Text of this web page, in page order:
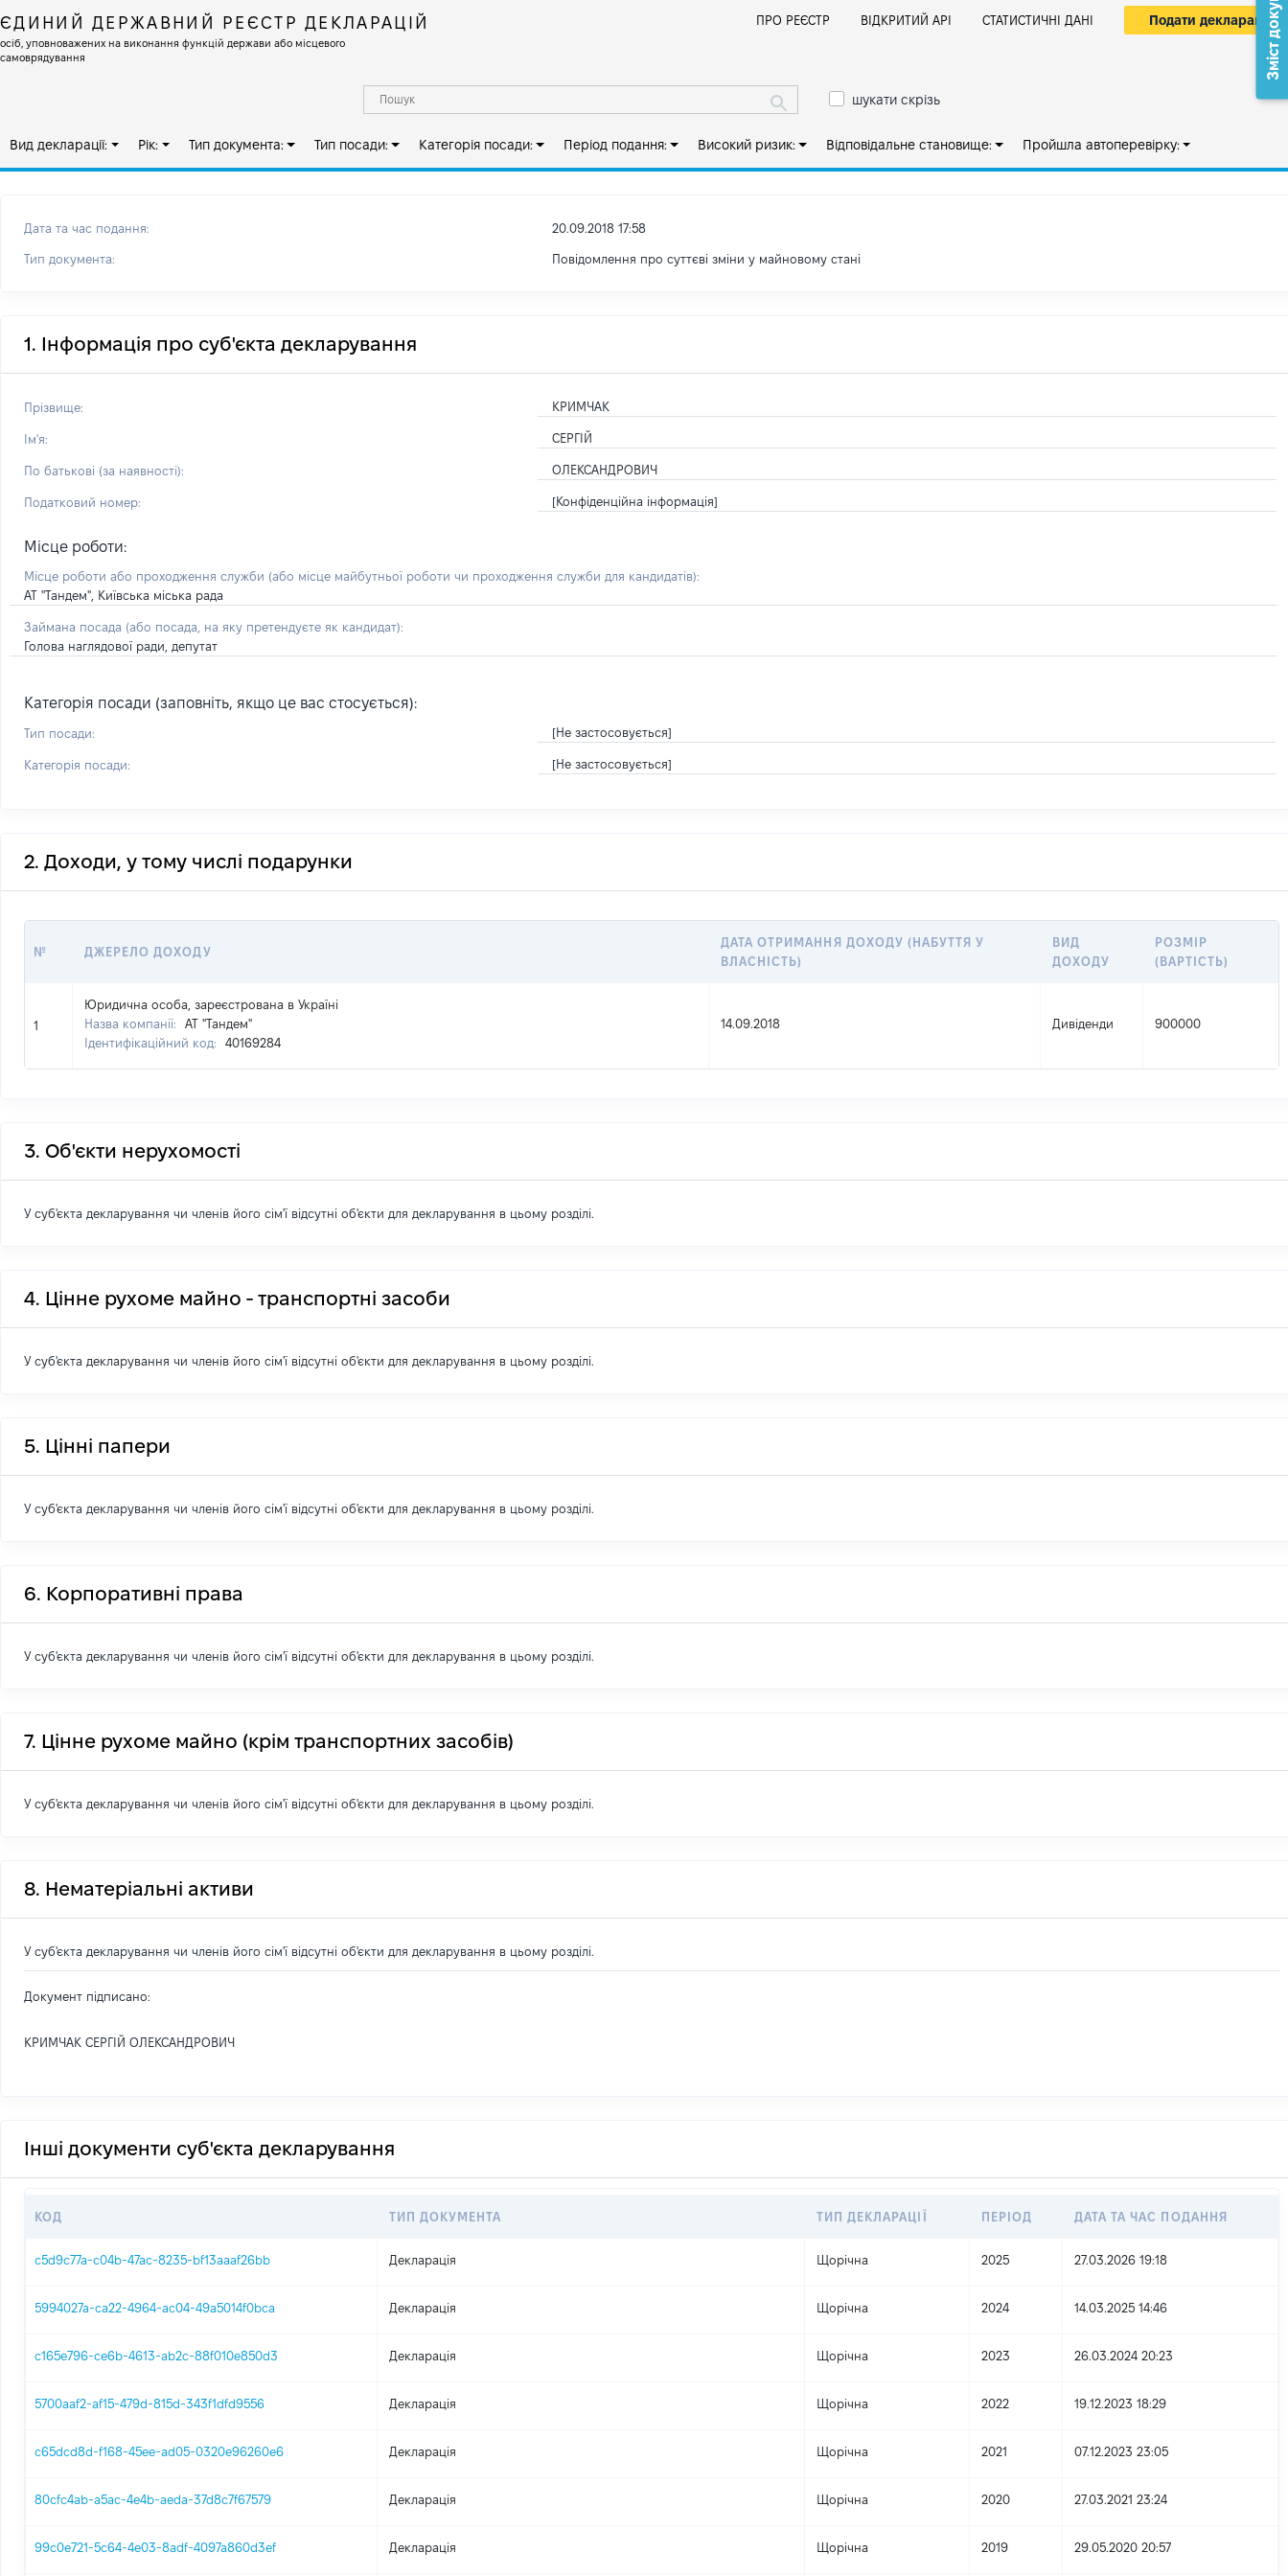
ЄДИНИЙ ДЕРЖАВНИЙ РЕЄСТР ДЕКЛАРАЦІЙ
осіб, уповноважених на виконання функцій держави або місцевого
самоврядування
ПРО РЕЄСТР ВІДКРИТИЙ АРІ СТАТИСТИЧНІ ДАНІ Подати декларацію
шукати скрізь
Вид декларації: Рік: Тип документа: Тип посади: Категорія посади: Період подання: Високий ризик: Відповідальне становище: Пройшла автоперевірку:
Дата та час подання: 20.09.2018 17:58
Тип документа: Повідомлення про суттєві зміни y майновому стані
1. Інформація про суб'єкта декларування
Прізвище: КРИМЧАК
Ім'я: СЕРГІЙ
По батькові (за наявності): ОЛЕКСАНДРОВИЧ
Податковий номер: [Конфіденційна інформація]
Місце роботи:
Місце роботи або проходження служби (або місце майбутньої роботи чи проходження служби для кандидатів):
АТ "Тандем", Київська міська рада
Займана посада (або посада, на яку претендуєте як кандидат):
Голова наглядової ради, депутат
Категорія посади (заповніть, якщо це вас стосується):
Тип посади: [Не застосовується]
Категорія посади: [Не застосовується]
2. Доходи, у тому числі подарунки
№ ДЖЕРЕЛО ДОХОДУ
ДАТА ОТРИМАННЯ ДОХОДУ (НАБУТТЯ У
ВЛАСНІСТЬ)
ВИД
ДОХОДУ
РОЗМІР
(ВАРТІСТЬ)
1
Юридична особа, зареєстрована в Україні
Назва компанії:
АТ "Тандем"
Ідентифікаційний код:
40169284
14.09.2018 Дивіденди 900000
3. Об'єкти нерухомості
У суб'єкта декларування чи членів його сім'ї відсутні об'єкти для декларування в цьому розділі.
4. Цінне рухоме майно - транспортні засоби
У суб'єкта декларування чи членів його сім'ї відсутні об'єкти для декларування в цьому розділі.
5. Цінні папери
У суб'єкта декларування чи членів його сім'ї відсутні об'єкти для декларування в цьому розділі.
6. Корпоративні права
У суб'єкта декларування чи членів його сім'ї відсутні об'єкти для декларування в цьому розділі.
7. Цінне рухоме майно (крім транспортних засобів)
У суб'єкта декларування чи членів його сім'ї відсутні об'єкти для декларування в цьому розділі.
8. Нематеріальні активи
У суб'єкта декларування чи членів його сім'ї відсутні об'єкти для декларування в цьому розділі.
Документ підписано:
КРИМЧАК СЕРГІЙ ОЛЕКСАНДРОВИЧ
Інші документи суб'єкта декларування
КОД ТИП ДОКУМЕНТА ТИП ДЕКЛАРАЦІЇ ПЕРІОД ДАТА ТА ЧАС ПОДАННЯ
c5d9c77a-c04b-47ac-8235-bf13aaaf26bb Декларація Щорічна 2025 27.03.2026 19:18
5994027a-ca22-4964-ac04-49a5014f0bca Декларація Щорічна 2024 14.03.2025 14:46
c165e796-ce6b-4613-ab2c-88f010e850d3 Декларація Щорічна 2023 26.03.2024 20:23
5700aaf2-af15-479d-815d-343f1dfd9556 Декларація Щорічна 2022 19.12.2023 18:29
c65dcd8d-f168-45ee-ad05-0320e96260e6 Декларація Щорічна 2021 07.12.2023 23:05
80cfc4ab-a5ac-4e4b-aeda-37d8c7f67579 Декларація Щорічна 2020 27.03.2021 23:24
99c0e721-5c64-4e03-8adf-4097a860d3ef Декларація Щорічна 2019 29.05.2020 20:57